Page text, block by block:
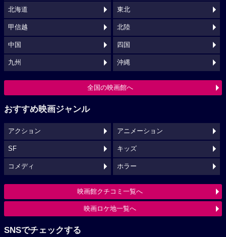
北海道 東北
甲信越 北陸
中国 四国
九州 沖縄
全国の映画館へ
おすすめ映画ジャンル
アクション アニメーション
SF キッズ
コメディ ホラー
映画館クチコミ一覧へ
映画ロケ地一覧へ
SNSでチェックする